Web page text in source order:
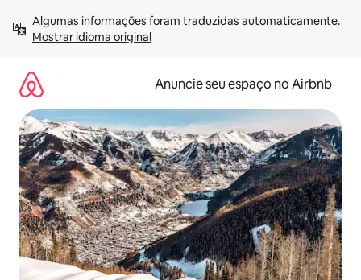
para
Mostrar idioma original
Anuncie seu espaço no Airbnb